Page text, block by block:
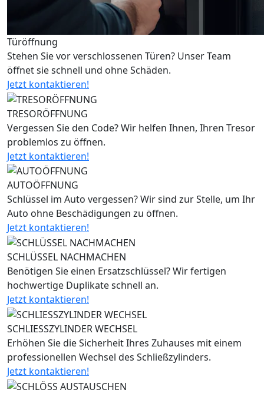
Türöffnung
Stehen Sie vor verschlossenen Türen? Unser Team
öffnet sie schnell und ohne Schäden.
Jetzt kontaktieren!
TRESORÖFFNUNG
Vergessen Sie den Code? Wir helfen Ihnen, Ihren Tresor
problemlos zu öffnen.
Jetzt kontaktieren!
AUTOÖFFNUNG
Schlüssel im Auto vergessen? Wir sind zur Stelle, um Ihr
Auto ohne Beschädigungen zu öffnen.
Jetzt kontaktieren!
SCHLÜSSEL NACHMACHEN
Benötigen Sie einen Ersatzschlüssel? Wir fertigen
hochwertige Duplikate schnell an.
Jetzt kontaktieren!
SCHLIESSZYLINDER WECHSEL
Erhöhen Sie die Sicherheit Ihres Zuhauses mit einem
professionellen Wechsel des Schließzylinders.
Jetzt kontaktieren!